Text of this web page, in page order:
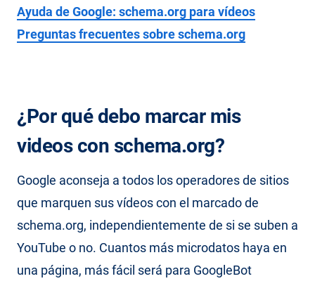
Ayuda de Google: schema.org para vídeos
Preguntas frecuentes sobre schema.org
¿Por qué debo marcar mis
videos con schema.org?
Google aconseja a todos los operadores de sitios
que marquen sus vídeos con el marcado de
schema.org, independientemente de si se suben a
YouTube o no. Cuantos más microdatos haya en
una página, más fácil será para GoogleBot